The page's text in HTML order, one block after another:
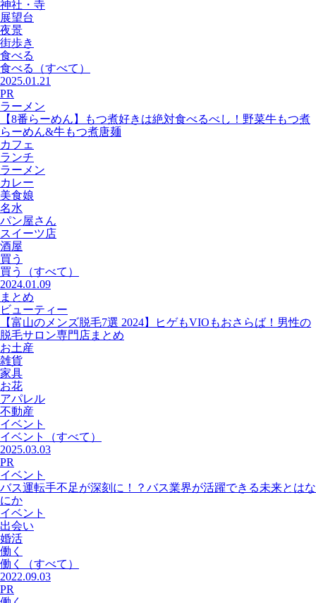
神社・寺
展望台
夜景
街歩き
食べる
食べる
（すべて）
2025.01.21
PR
ラーメン
【8番らーめん】もつ煮好きは絶対食べるべし！野菜牛もつ煮
らーめん&牛もつ煮唐麺
カフェ
ランチ
ラーメン
カレー
美食娘
名水
パン屋さん
スイーツ店
酒屋
買う
買う
（すべて）
2024.01.09
まとめ
ビューティー
【富山のメンズ脱毛7選 2024】ヒゲもVIOもおさらば！男性の
脱毛サロン専門店まとめ
お土産
雑貨
家具
お花
アパレル
不動産
イベント
イベント
（すべて）
2025.03.03
PR
イベント
バス運転手不足が深刻に！？バス業界が活躍できる未来とはな
にか
イベント
出会い
婚活
働く
働く
（すべて）
2022.09.03
PR